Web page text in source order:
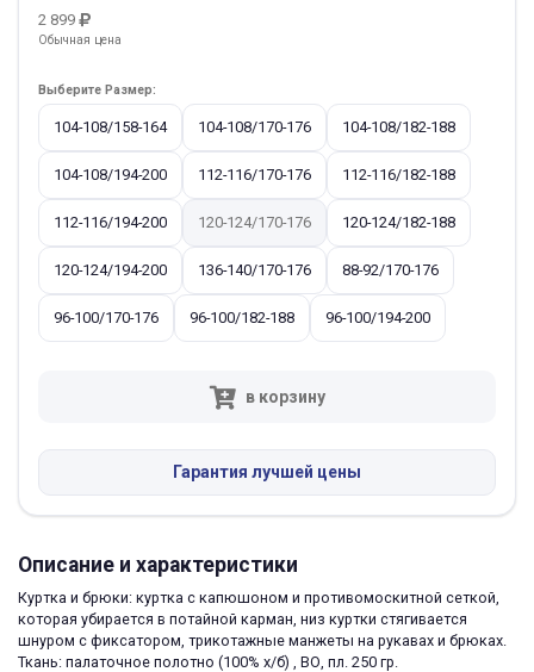
2 899
Обычная цена
Выберите Размер:
104-108/158-164 104-108/170-176 104-108/182-188
104-108/194-200 112-116/170-176 112-116/182-188
112-116/194-200 120-124/170-176 120-124/182-188
120-124/194-200 136-140/170-176 88-92/170-176
96-100/170-176 96-100/182-188 96-100/194-200
в корзину
Гарантия лучшей цены
Описание и характеристики
Куртка и брюки: куртка с капюшоном и противомоскитной сеткой,
которая убирается в потайной карман, низ куртки стягивается
шнуром с фиксатором, трикотажные манжеты на рукавах и брюках.
Ткань: палаточное полотно (100% х/б) , ВО, пл. 250 гр.